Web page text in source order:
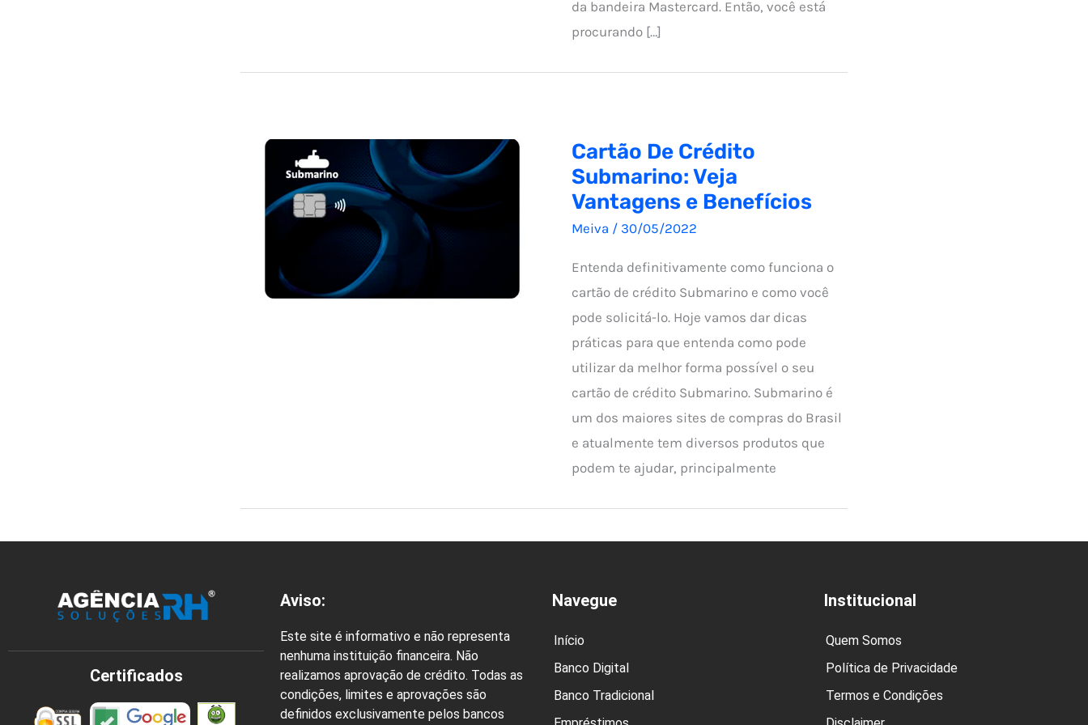
da bandeira Mastercard. Então, você está
procurando […]
Cartão De Crédito
Submarino: Veja
Vantagens e Benefícios
Meiva / 30/05/2022
Entenda definitivamente como funciona o
cartão de crédito Submarino e como você
pode solicitá-lo. Hoje vamos dar dicas
práticas para que entenda como pode
utilizar da melhor forma possível o seu
cartão de crédito Submarino. Submarino é
um dos maiores sites de compras do Brasil
e atualmente tem diversos produtos que
podem te ajudar, principalmente
Certificados
Aviso:
Este site é informativo e não representa
nenhuma instituição financeira. Não
realizamos aprovação de crédito. Todas as
condições, limites e aprovações são
definidos exclusivamente pelos bancos
Navegue
Início
Banco Digital
Banco Tradicional
Institucional
Quem Somos
Política de Privacidade
Termos e Condições